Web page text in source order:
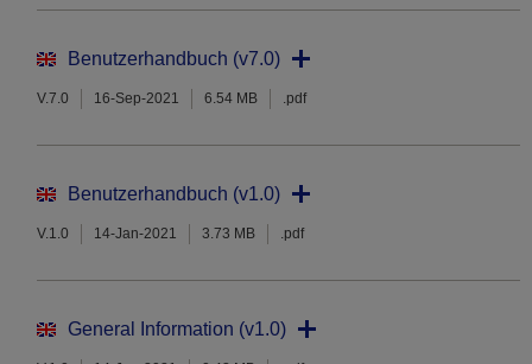
Benutzerhandbuch (v7.0)
V.7.0 16-Sep-2021 6.54 MB .pdf
Benutzerhandbuch (v1.0)
V.1.0 14-Jan-2021 3.73 MB .pdf
General Information (v1.0)